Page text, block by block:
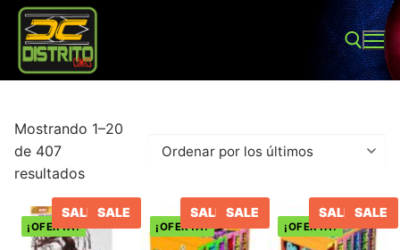
contenido
Buscar:
Mostrando 1–20
de 407
resultados
Ordenado
por
los
últimos
¡OFERTA!
SALE SALE
¡OFERTA!
SALE SALE
¡OFERTA!
SALE SALE